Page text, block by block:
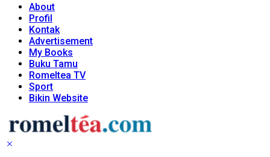
About
Profil
Kontak
Advertisement
My Books
Buku Tamu
Romeltea TV
Sport
Bikin Website